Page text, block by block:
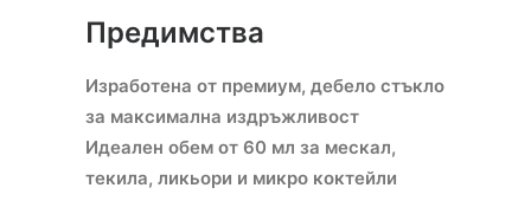
Предимства
Изработена от премиум, дебело стъкло
за максимална издръжливост
Идеален обем от 60 мл за мескал,
текила, ликьори и микро коктейли